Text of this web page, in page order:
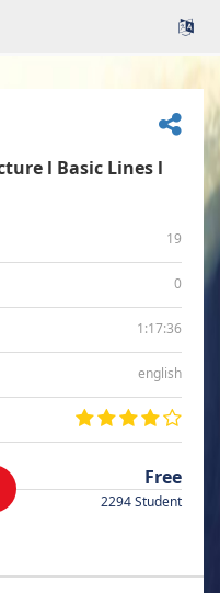
l Basic Lines l
19
0
1:17:36
english
Free
2294 Student